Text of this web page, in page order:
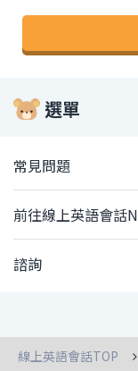
選單
常見問題
前往線上英語會話
諮詢
線上英語會話TOP